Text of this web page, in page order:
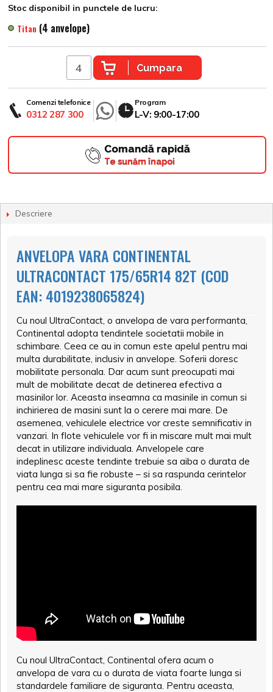
Stoc disponibil in punctele de lucru:
Titan (4 anvelope)
Cumpara
Comenzi telefonice
0312 287 300
Program
L-V: 9:00-17:00
Comandă rapidă
Te sunăm înapoi
Descriere
ANVELOPA VARA CONTINENTAL
ULTRACONTACT 175/65R14 82T (COD
EAN: 4019238065824)
Cu noul UltraContact, o anvelopa de vara performanta,
Continental adopta tendintele societatii mobile in
schimbare. Ceea ce au in comun este apelul pentru mai
multa durabilitate, inclusiv in anvelope. Soferii doresc
mobilitate personala. Dar acum sunt preocupati mai
mult de mobilitate decat de detinerea efectiva a
masinilor lor. Aceasta inseamna ca masinile in comun si
inchirierea de masini sunt la o cerere mai mare. De
asemenea, vehiculele electrice vor creste semnificativ in
vanzari. In flote vehiculele vor fi in miscare mult mai mult
decat in utilizare individuala. Anvelopele care
indeplinesc aceste tendinte trebuie sa aiba o durata de
viata lunga si sa fie robuste – si sa raspunda cerintelor
pentru cea mai mare siguranta posibila.
Cu noul UltraContact, Continental ofera acum o
anvelopa de vara cu o durata de viata foarte lunga si
standardele familiare de siguranta. Pentru aceasta,